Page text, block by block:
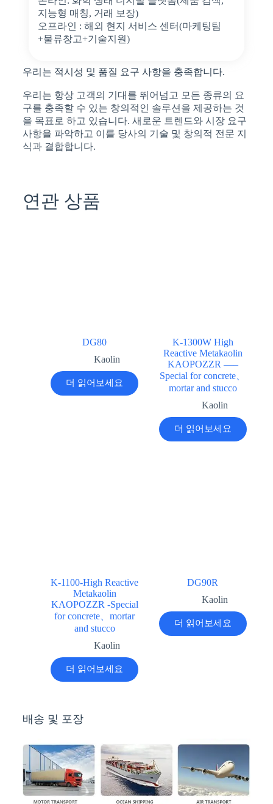
지능형 매칭, 거래 보장)
오프라인 : 해외 현지 서비스 센터(마케팅팀
+물류창고+기술지원)
우리는 적시성 및 품질 요구 사항을 충족합니다.
우리는 항상 고객의 기대를 뛰어넘고 모든 종류의 요
구를 충족할 수 있는 창의적인 솔루션을 제공하는 것
을 목표로 하고 있습니다. 새로운 트렌드와 시장 요구
사항을 파악하고 이를 당사의 기술 및 창의적 전문 지
식과 결합합니다.
연관 상품
DG80
Kaolin
더 읽어보세요
K-1300W High
Reactive Metakaolin
KAOPOZZR —–
Special for concrete、
mortar and stucco
Kaolin
더 읽어보세요
K-1100-High Reactive
Metakaolin
KAOPOZZR -Special
for concrete、mortar
and stucco
Kaolin
더 읽어보세요
DG90R
Kaolin
더 읽어보세요
배송 및 포장